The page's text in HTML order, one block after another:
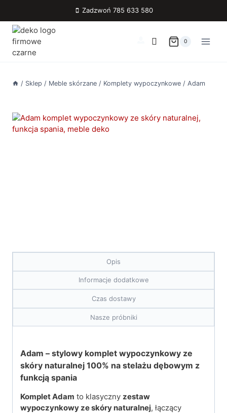
treści
Zadzwoń 785 633 580
0
/ Sklep / Meble skórzane / Komplety wypoczynkowe / Adam
Opis
Informacje dodatkowe
Czas dostawy
Nasze próbniki
Adam – stylowy komplet wypoczynkowy ze
skóry naturalnej 100% na stelażu dębowym z
funkcją spania
Komplet Adam to klasyczny zestaw
wypoczynkowy ze skóry naturalnej, łączący